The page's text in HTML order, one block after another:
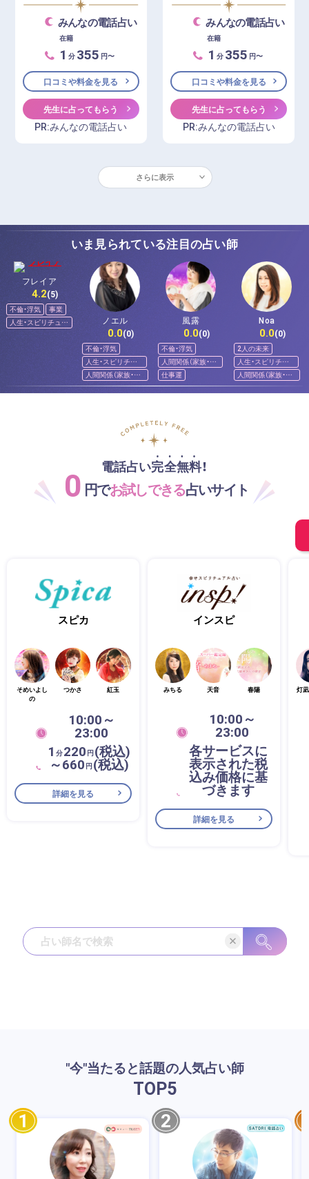
みんなの電話占い
在籍
1 分 355 円〜
口コミや料金を見る
先生に占ってもらう
PR:みんなの電話占い
みんなの電話占い
在籍
1 分 355 円〜
口コミや料金を見る
先生に占ってもらう
PR:みんなの電話占い
さらに表示
いま見られている注目の占い師
フレイア
4.2(5)
不倫・浮気
事業
人生・スピリチュア
ル
ノエル
0.0(0)
不倫・浮気
人生・スピリチュ
アル
人間関係（家族・友
人）
風露
0.0(0)
不倫・浮気
人間関係（家族・友
人）
仕事運
Noa
0.0(0)
2人の未来
人生・スピリチュ
アル
人間関係（家族・友
人）
電話占い完全無料！
0 円でお試しできる占いサイト
スピカ
そめいよし
の
つかさ 紅玉
10:00～
23:00
1 分220 円(税込)
～660 円(税込)
詳細を見る
インスピ
みちる 天音 春陽
10:00～
23:00
各サービスに
表示された税
込み価格に基
づきます
詳細を見る
灯
"今"当たると話題の人気占い師
TOP5
1 2